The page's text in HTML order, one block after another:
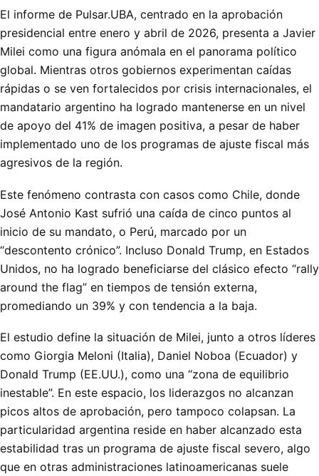
El informe de Pulsar.UBA, centrado en la aprobación
presidencial entre enero y abril de 2026, presenta a Javier
Milei como una figura anómala en el panorama político
global. Mientras otros gobiernos experimentan caídas
rápidas o se ven fortalecidos por crisis internacionales, el
mandatario argentino ha logrado mantenerse en un nivel
de apoyo del 41% de imagen positiva, a pesar de haber
implementado uno de los programas de ajuste fiscal más
agresivos de la región.
Este fenómeno contrasta con casos como Chile, donde
José Antonio Kast sufrió una caída de cinco puntos al
inicio de su mandato, o Perú, marcado por un
“descontento crónico”. Incluso Donald Trump, en Estados
Unidos, no ha logrado beneficiarse del clásico efecto “rally
around the flag” en tiempos de tensión externa,
promediando un 39% y con tendencia a la baja.
El estudio define la situación de Milei, junto a otros líderes
como Giorgia Meloni (Italia), Daniel Noboa (Ecuador) y
Donald Trump (EE.UU.), como una “zona de equilibrio
inestable”. En este espacio, los liderazgos no alcanzan
picos altos de aprobación, pero tampoco colapsan. La
particularidad argentina reside en haber alcanzado esta
estabilidad tras un programa de ajuste fiscal severo, algo
que en otras administraciones latinoamericanas suele